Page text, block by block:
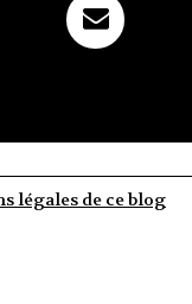
légales de ce blog